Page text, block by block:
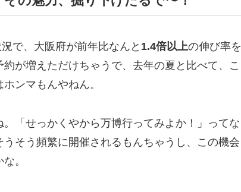
で、大阪府が前年比なんと 1.4倍以上の伸び率を
が増えただけちゃうで、去年の夏と比べて、こ
ンマもんやねん。
。「せっかくやから万博行ってみよか！」ってな
そう頻繁に開催されるもんちゃうし、この機会
。